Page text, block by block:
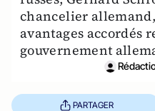
chancelier
avantages accordés
gouvernement
PARTAGER